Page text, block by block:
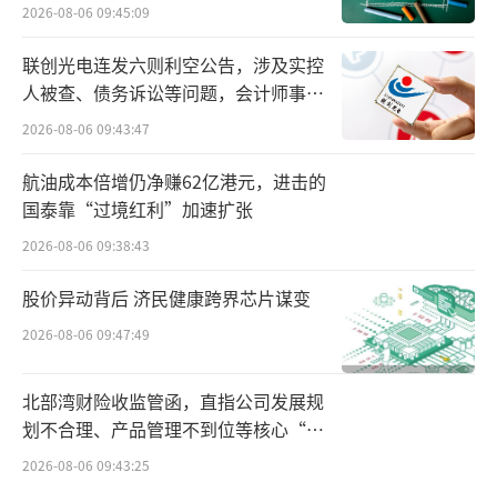
幅为1.4%，分享认为这与三孩政策以及农
历“龙年生龙子”有一定关系，也可能预示着
出生人口下降趋势略微出现缓解。
反观2023年，全年国内出生人口902万
人，比2022年时下降了54万人。
在谈及中国奶粉市场的特点时，盛睿安强
对于奶粉产品背后的科学性有着极高的敏感
度，并且会深入研究。
为此，他提及达能在超高端市场的新一代
产品Nuturis（中文名为“至熠”）。他表示，
在最近，达能正在香港市场推出该品牌。“新
2026-08-06 09:45:09
联创光电连发六则利空公告，涉及实控
人被查、债务诉讼等问题，会计师事务
所曾出具“保留意见”
2026-08-06 09:43:47
航油成本倍增仍净赚62亿港元，进击的
国泰靠“过境红利”加速扩张
2026-08-06 09:38:43
股价异动背后 济民健康跨界芯片谋变
2026-08-06 09:47:49
北部湾财险收监管函，直指公司发展规
划不合理、产品管理不到位等核心“痛
点”
2026-08-06 09:43:25